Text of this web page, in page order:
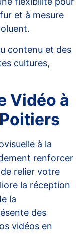
et à mesure
contenu et des
cultures,
Vidéo à
à la
renforcer
relier votre
la réception
la
des
vidéos en